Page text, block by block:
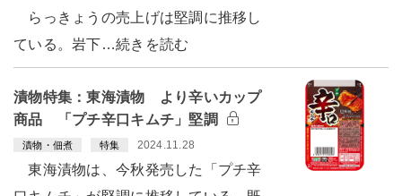
らっきょうの売上げは堅調に推移し
ている。岩下…続きを読む
漬物特集：東海漬物 より辛いカップ
商品 「プチ辛口キムチ」堅調
漬物・佃煮 特集 2024.11.28
東海漬物は、今秋発売した「プチ辛